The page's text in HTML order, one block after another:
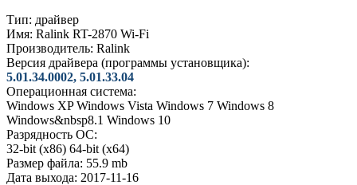
Тип: драйвер
Имя: Ralink RT-2870 Wi-Fi
Производитель: Ralink
Версия драйвера (программы установщика):
5.01.34.0002, 5.01.33.04
Операционная система:
Windows XP Windows Vista Windows 7 Windows 8
Windows&nbsp8.1 Windows 10
Разрядность ОС:
32-bit (x86) 64-bit (x64)
Размер файла: 55.9 mb
Дата выхода: 2017-11-16